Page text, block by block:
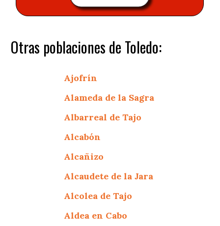
Otras poblaciones de Toledo:
Ajofrín
Alameda de la Sagra
Albarreal de Tajo
Alcabón
Alcañizo
Alcaudete de la Jara
Alcolea de Tajo
Aldea en Cabo